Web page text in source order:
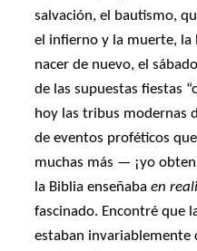
salvación, el bautismo,
el infierno y la muerte, la
nacer de nuevo, el
de las supuestas fiestas
hoy las tribus modernas
de eventos proféticos
muchas más — ¡yo
la Biblia enseñabaen
fascinado. Encontré que
estaban